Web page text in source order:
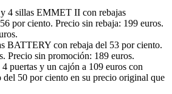
4 sillas EMMET II con rebajas
por ciento. Precio sin rebaja: 199 euros.
BATTERY con rebaja del 53 por ciento.
Precio sin promoción: 189 euros.
puertas y un cajón a 109 euros con
del 50 por ciento en su precio original que